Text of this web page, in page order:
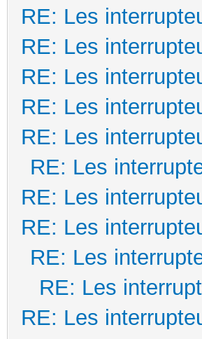
RE: Les
RE: Les
RE: Les
RE: Les
RE: Les
RE: Les
RE: Les
RE: Les
RE: Les
RE: Les
RE: Les